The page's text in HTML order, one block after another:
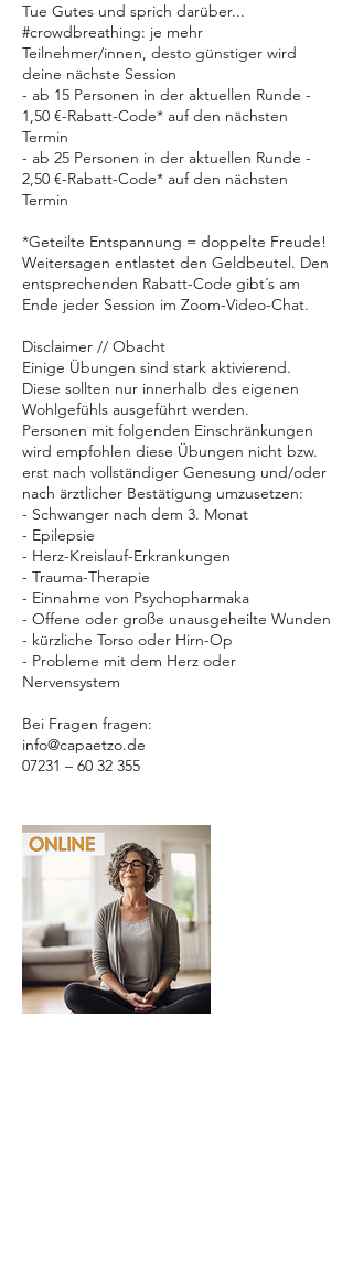
Tue Gutes und sprich darüber...
#crowdbreathing: je mehr
Teilnehmer/innen, desto günstiger wird
deine nächste Session
- ab 15 Personen in der aktuellen Runde -
1,50 €-Rabatt-Code* auf den nächsten
Termin
- ab 25 Personen in der aktuellen Runde -
2,50 €-Rabatt-Code* auf den nächsten
Termin
*Geteilte Entspannung = doppelte Freude!
Weitersagen entlastet den Geldbeutel. Den
entsprechenden Rabatt-Code gibt´s am
Ende jeder Session im Zoom-Video-Chat.
Disclaimer // Obacht
Einige Übungen sind stark aktivierend.
Diese sollten nur innerhalb des eigenen
Wohlgefühls ausgeführt werden.
Personen mit folgenden Einschränkungen
wird empfohlen diese Übungen nicht bzw.
erst nach vollständiger Genesung und/oder
nach ärztlicher Bestätigung umzusetzen:
- Schwanger nach dem 3. Monat
- Epilepsie
- Herz-Kreislauf-Erkrankungen
- Trauma-Therapie
- Einnahme von Psychopharmaka
- Offene oder große unausgeheilte Wunden
- kürzliche Torso oder Hirn-Op
- Probleme mit dem Herz oder
Nervensystem
Bei Fragen fragen:
info@capaetzo.de
07231 – 60 32 355